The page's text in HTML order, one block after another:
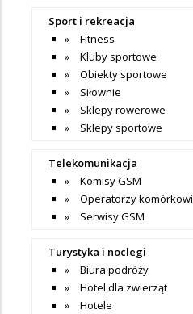
Sport i rekreacja
Fitness
Kluby sportowe
Obiekty sportowe
Siłownie
Sklepy rowerowe
Sklepy sportowe
Telekomunikacja
Komisy GSM
Operatorzy komórkowi
Serwisy GSM
Turystyka i noclegi
Biura podróży
Hotel dla zwierząt
Hotele